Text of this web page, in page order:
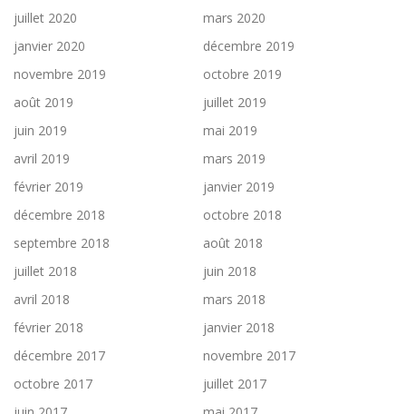
juillet 2020
mars 2020
janvier 2020
décembre 2019
novembre 2019
octobre 2019
août 2019
juillet 2019
juin 2019
mai 2019
avril 2019
mars 2019
février 2019
janvier 2019
décembre 2018
octobre 2018
septembre 2018
août 2018
juillet 2018
juin 2018
avril 2018
mars 2018
février 2018
janvier 2018
décembre 2017
novembre 2017
octobre 2017
juillet 2017